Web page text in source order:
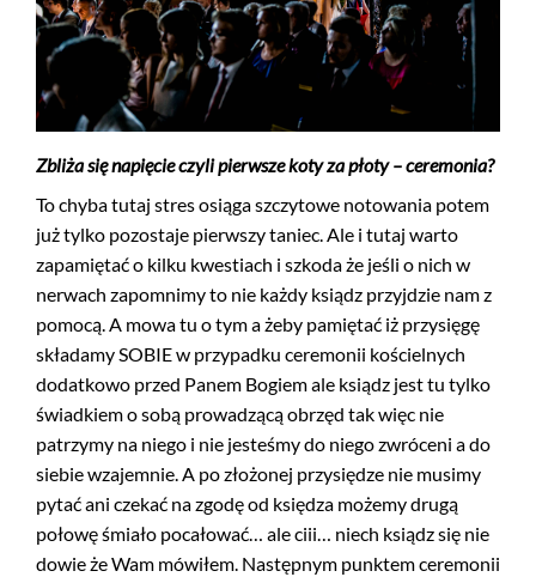
Zbliża się napięcie czyli pierwsze koty za płoty – ceremonia?
To chyba tutaj stres osiąga szczytowe notowania potem
już tylko pozostaje pierwszy taniec. Ale i tutaj warto
zapamiętać o kilku kwestiach i szkoda że jeśli o nich w
nerwach zapomnimy to nie każdy ksiądz przyjdzie nam z
pomocą. A mowa tu o tym a żeby pamiętać iż przysięgę
składamy SOBIE w przypadku ceremonii kościelnych
dodatkowo przed Panem Bogiem ale ksiądz jest tu tylko
świadkiem o sobą prowadzącą obrzęd tak więc nie
patrzymy na niego i nie jesteśmy do niego zwróceni a do
siebie wzajemnie. A po złożonej przysiędze nie musimy
pytać ani czekać na zgodę od księdza możemy drugą
połowę śmiało pocałować… ale ciii… niech ksiądz się nie
dowie że Wam mówiłem. Następnym punktem ceremonii